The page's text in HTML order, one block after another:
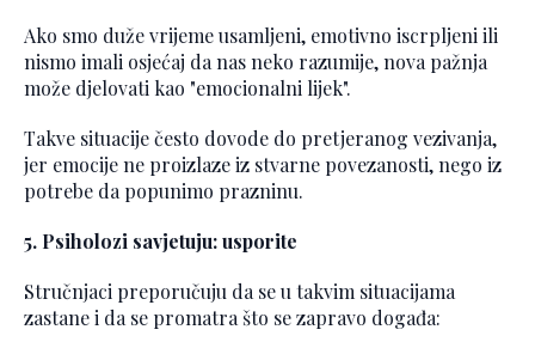
Ako smo duže vrijeme usamljeni, emotivno iscrpljeni ili
nismo imali osjećaj da nas neko razumije, nova pažnja
može djelovati kao "emocionalni lijek".
Takve situacije često dovode do pretjeranog vezivanja,
jer emocije ne proizlaze iz stvarne povezanosti, nego iz
potrebe da popunimo prazninu.
5. Psiholozi savjetuju: usporite
Stručnjaci preporučuju da se u takvim situacijama
zastane i da se promatra što se zapravo događa: